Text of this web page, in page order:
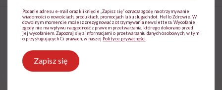
„To nie ludzie nas męczą, ale
ciągłe bycie dostępnym dla
Podanie adresu e-mail oraz kliknięcie „Zapisz się” oznacza zgodę na otrzymywanie
wiadomości o nowościach, produktach, promocjach lub usługach dot. Hello Zdrowie. W
dowolnym momencie możesz zrezygnować z otrzymywania newslettera. Wycofanie
zgody nie ma wpływu na zgodność z prawem przetwarzania, którego dokonano przed
jej wycofaniem. Zapoznaj się z informacjami o przetwarzaniu danych osobowych, w tym
o przysługujących Ci prawach, w naszej Polityce prywatności
Zapisz się